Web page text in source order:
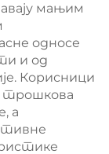
мањим
односе
и од
Корисници
трошкова
а